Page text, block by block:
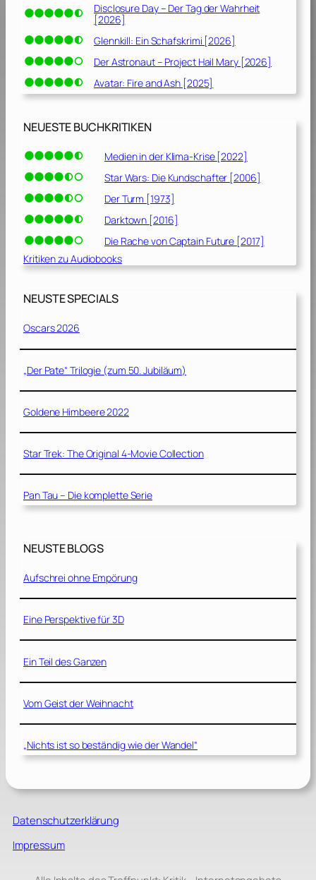
Disclosure Day – Der Tag der Wahrheit
[2026]
Glennkill: Ein Schafskrimi [2026]
Der Astronaut – Project Hail Mary [2026]
Avatar: Fire and Ash [2025]
NEUESTE BUCHKRITIKEN
Medien in der Klima-Krise [2022]
Star Wars: Die Kundschafter [2006]
Der Turm [1973]
Darktown [2016]
Die Rache von Captain Future [2017]
Kritiken zu Audiobooks
NEUSTE SPECIALS
Oscars 2026
„Der Pate“ Trilogie (zum 50. Jubiläum)
Goldene Himbeere 2022
Star Trek: The Original 4-Movie Collection
Pan Tau – Die komplette Serie
NEUSTE BLOGS
Aufschrei ohne Empörung
Eine Perspektive für 3D
Ein Teil des Ganzen
Vom Geist der Weihnacht
„Nichts ist so beständig wie der Wandel“
Datenschutzerklärung
Impressum